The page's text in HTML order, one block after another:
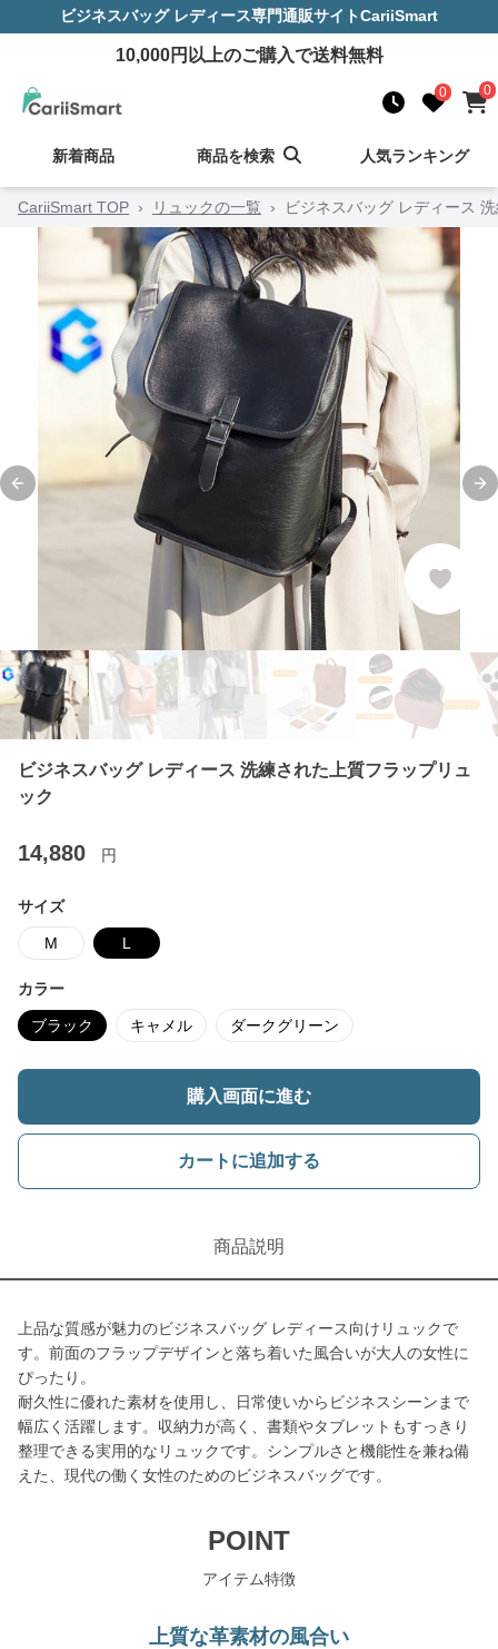
ビジネスバッグ レディース専門通販サイトCariiSmart
10,000円以上のご購入で送料無料
0 0
新着商品 商品を検索 人気ランキング
CariiSmart TOP › リュックの一覧 › ビジネスバッグ レディース
Previous slide
ビジネスバッグ レディース 洗練された上質フラップリュ
ック
14,880 円
サイズ
M L
カラー
ブラック キャメル ダークグリーン
購入画面に進む
カートに追加する
商品説明
上品な質感が魅力のビジネスバッグ レディース向けリュックで
す。前面のフラップデザインと落ち着いた風合いが大人の女性に
ぴったり。
耐久性に優れた素材を使用し、日常使いからビジネスシーンまで
幅広く活躍します。収納力が高く、書類やタブレットもすっきり
整理できる実用的なリュックです。シンプルさと機能性を兼ね備
えた、現代の働く女性のためのビジネスバッグです。
POINT
アイテム特徴
上質な革素材の風合い